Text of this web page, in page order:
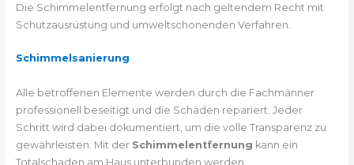
Die Schimmelentfernung erfolgt nach geltendem Recht mit
Schutzausrüstung und umweltschonenden Verfahren.
Schimmelsanierung
Alle betroffenen Elemente werden durch die Fachmänner
professionell beseitigt und die Schäden repariert. Jeder
Schritt wird dabei dokumentiert, um die volle Transparenz zu
gewährleisten. Mit der Schimmelentfernung kann ein
Totalschaden am Haus unterbunden werden.